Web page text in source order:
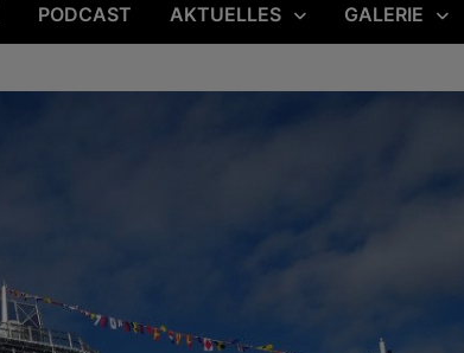
PODCAST AKTUELLES GALERIE